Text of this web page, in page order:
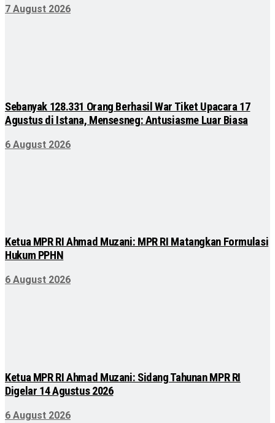
7 August 2026
Sebanyak 128.331 Orang Berhasil War Tiket Upacara 17
Agustus di Istana, Mensesneg: Antusiasme Luar Biasa
6 August 2026
Ketua MPR RI Ahmad Muzani: MPR RI Matangkan Formulasi
Hukum PPHN
6 August 2026
Ketua MPR RI Ahmad Muzani: Sidang Tahunan MPR RI
Digelar 14 Agustus 2026
6 August 2026